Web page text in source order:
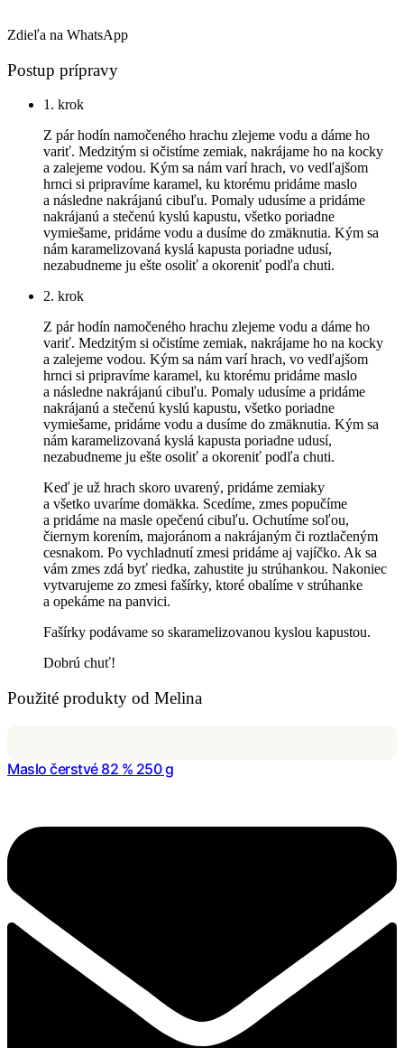
Zdieľa na WhatsApp
Postup prípravy
1. krok
Z pár hodín namočeného hrachu zlejeme vodu a dáme ho
variť. Medzitým si očistíme zemiak, nakrájame ho na kocky
a zalejeme vodou. Kým sa nám varí hrach, vo vedľajšom
hrnci si pripravíme karamel, ku ktorému pridáme maslo
a následne nakrájanú cibuľu. Pomaly udusíme a pridáme
nakrájanú a stečenú kyslú kapustu, všetko poriadne
vymiešame, pridáme vodu a dusíme do zmäknutia. Kým sa
nám karamelizovaná kyslá kapusta poriadne udusí,
nezabudneme ju ešte osoliť a okoreniť podľa chuti.
2. krok
Z pár hodín namočeného hrachu zlejeme vodu a dáme ho
variť. Medzitým si očistíme zemiak, nakrájame ho na kocky
a zalejeme vodou. Kým sa nám varí hrach, vo vedľajšom
hrnci si pripravíme karamel, ku ktorému pridáme maslo
a následne nakrájanú cibuľu. Pomaly udusíme a pridáme
nakrájanú a stečenú kyslú kapustu, všetko poriadne
vymiešame, pridáme vodu a dusíme do zmäknutia. Kým sa
nám karamelizovaná kyslá kapusta poriadne udusí,
nezabudneme ju ešte osoliť a okoreniť podľa chuti.
Keď je už hrach skoro uvarený, pridáme zemiaky
a všetko uvaríme domäkka. Scedíme, zmes popučíme
a pridáme na masle opečenú cibuľu. Ochutíme soľou,
čiernym korením, majoránom a nakrájaným či roztlačeným
cesnakom. Po vychladnutí zmesi pridáme aj vajíčko. Ak sa
vám zmes zdá byť riedka, zahustite ju strúhankou. Nakoniec
vytvarujeme zo zmesi fašírky, ktoré obalíme v strúhanke
a opekáme na panvici.
Fašírky podávame so skaramelizovanou kyslou kapustou.
Dobrú chuť!
Použité produkty od Melina
Maslo čerstvé 82 % 250 g